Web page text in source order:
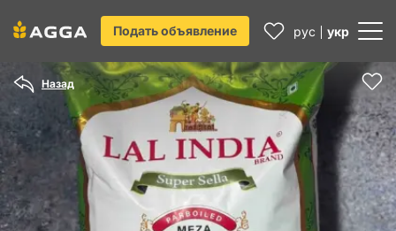
Подать объявление рус укр
Назад